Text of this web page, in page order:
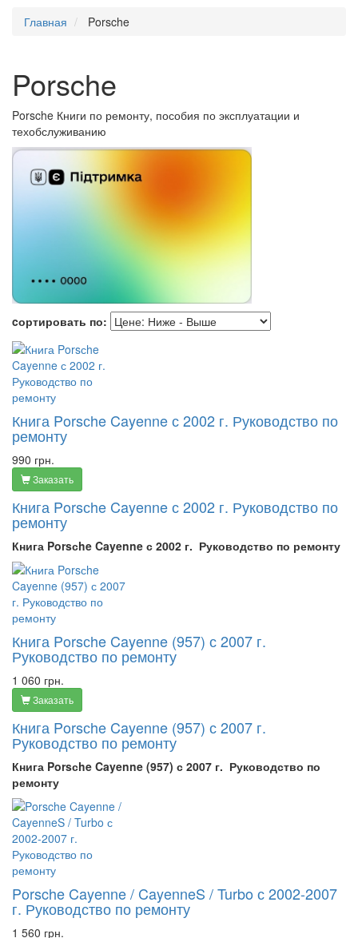
Главная
Porsche
Porsche
Porsche Книги по ремонту, пособия по эксплуатации и
техобслуживанию
cортировать по:
Книга Porsсhe Cayenne с 2002 г. Руководство по
ремонту
990 грн.
Заказать
Книга Porsсhe Cayenne с 2002 г. Руководство по
ремонту
Книга Porsсhe Cayenne с 2002 г. Руководство по ремонту
Книга Porsсhe Cayenne (957) с 2007 г.
Руководство по ремонту
1 060 грн.
Заказать
Книга Porsсhe Cayenne (957) с 2007 г.
Руководство по ремонту
Книга Porsсhe Cayenne (957) с 2007 г. Руководство по
ремонту
Porsche Cayenne / CayenneS / Turbo с 2002-2007
г. Руководство по ремонту
1 560 грн.